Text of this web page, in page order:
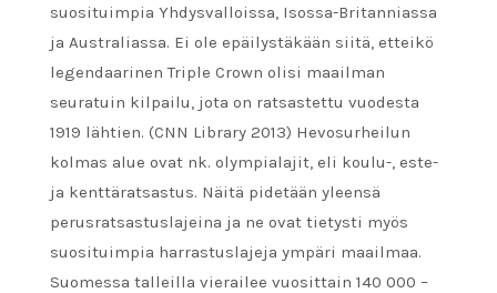
suosituimpia Yhdysvalloissa, Isossa-Britanniassa
ja Australiassa. Ei ole epäilystäkään siitä, etteikö
legendaarinen Triple Crown olisi maailman
seuratuin kilpailu, jota on ratsastettu vuodesta
1919 lähtien. (CNN Library 2013) Hevosurheilun
kolmas alue ovat nk. olympialajit, eli koulu-, este-
ja kenttäratsastus. Näitä pidetään yleensä
perusratsastuslajeina ja ne ovat tietysti myös
suosituimpia harrastuslajeja ympäri maailmaa.
Suomessa talleilla vierailee vuosittain 140 000 –